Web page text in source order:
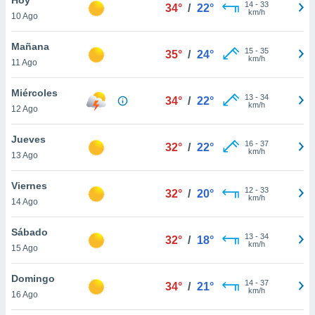
y
en
más
de
cookies
10 Ago
34° / 22° 14- 33
km/h
Mañana
11 Ago
35° / 24° 15- 35
km/h
Miércoles
12 Ago
34° / 22° 13- 34
km/h
Jueves
13 Ago
32° / 22° 16- 37
km/h
Viernes
14 Ago
32° / 20° 12- 33
km/h
Sábado
15 Ago
32° / 18° 13- 34
km/h
Domingo
16 Ago
34° / 21° 14- 37
km/h